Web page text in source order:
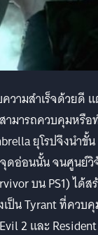
วามสำเร็จด้วยดี
มารถควบคุมหรือ
ยุโรปจึงนำขั้น
ดอ่อนนั้น จนศูนย์วิ
บน PS1) ได้ส
เป็น Tyrant ที่ควบ
2 และ Resident